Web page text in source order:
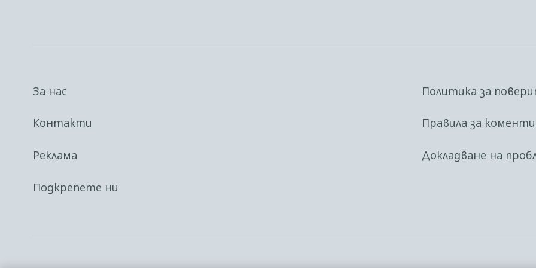
За нас
Контакти
Реклама
Подкрепете ни
Политика за
Правила за
Докладване на